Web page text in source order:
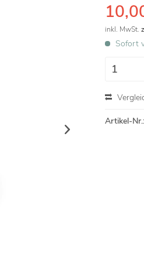
inkl. MwSt.
Sofort
Artikel-Nr.: